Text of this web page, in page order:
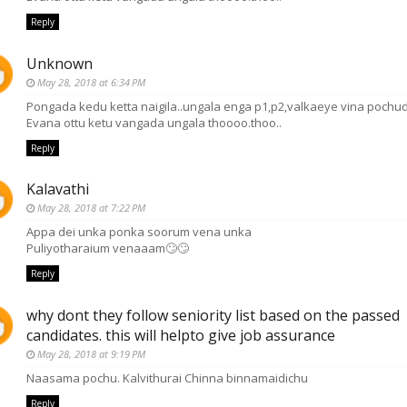
Reply
Unknown
May 28, 2018 at 6:34 PM
Pongada kedu ketta naigila..ungala enga p1,p2,valkaeye vina
Evana ottu ketu vangada ungala thoooo.thoo..
Reply
Kalavathi
May 28, 2018 at 7:22 PM
Appa dei unka ponka soorum vena unka
Puliyotharaium venaaam🙄🙄
Reply
why dont they follow seniority list based on the passed
candidates. this will helpto give job assurance
May 28, 2018 at 9:19 PM
Naasama pochu. Kalvithurai Chinna binnamaidichu
Reply